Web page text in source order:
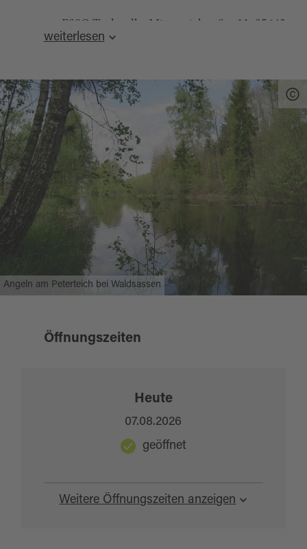
ESSO Tankstelle, Mitterteicher Str. 11, 95643
Tirschenreuth, Tel. +49 9631 / 1706
Thanhausen, Tel. +49 175 / 9006470 und
+49 9635 / 1527
Angelcenter Mitterteich, Johannisplatz 6,
95666 Mitterteich, Tel. +49 9633 / 918985
Außerdem aktuelle Informationen und Online-
Kartenverkauf unter
www.fischereiverein-stiftland.de
Preisinformationen:
Weitere Informationen für Tageskarten unter
weiterlesen
Angeln am Peterteich bei Waldsassen
Öffnungszeiten
Weitere Öffnungszeiten anzeigen
Heute
07.08.2026
geöffnet